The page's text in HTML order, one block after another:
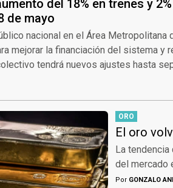
del 18% en trenes y
de mayo
nacional en el Área Metropolitana
mejorar la financiación del sistema y
tendrá nuevos ajustes hasta
ORO
El oro
La
del mercado
Por GONZALO